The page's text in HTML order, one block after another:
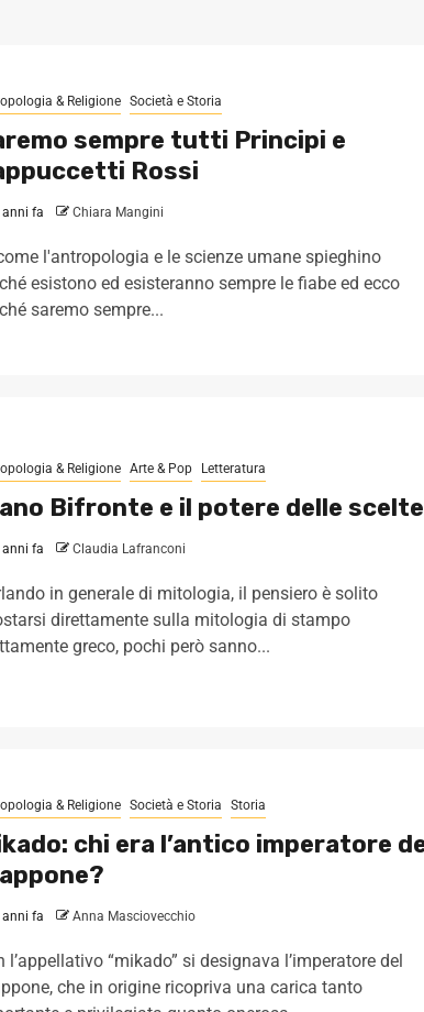
& Religione Società e Storia
sempre tutti Principi e
Rossi
anni fa Chiara Mangini
l'antropologia e le scienze umane spieghino
esistono ed esisteranno sempre le fiabe ed ecco
saremo sempre...
& Religione Arte & Pop Letteratura
Bifronte e il potere delle scelte
anni fa Claudia Lafranconi
in generale di mitologia, il pensiero è solito
direttamente sulla mitologia di stampo
greco, pochi però sanno...
& Religione Società e Storia Storia
chi era l’antico imperatore
anni fa Anna Masciovecchio
l’appellativo “mikado” si designava l’imperatore del
che in origine ricopriva una carica tanto